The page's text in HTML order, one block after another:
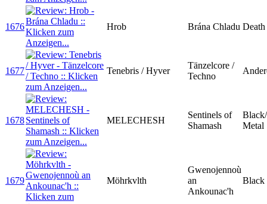
1676 Hrob Brána Chladu
1677 Tenebris / Hyver
Tänzelcore /
Techno
1678 MELECHESH
Sentinels of
Shamash
Metal
1679 Möhrkvlth
Gwenojennoù
an
Ankounac'h
Black